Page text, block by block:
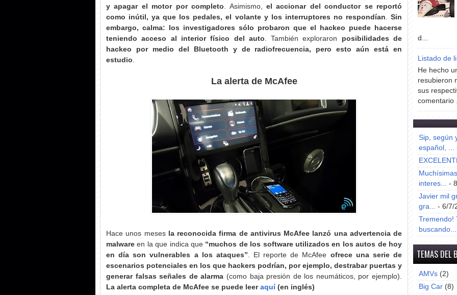
y apagar el motor por completo . Asimismo, el accionar del conductor se reportó
como inútil, ya que los pedales, el volante y los interruptores no respondían .Sin
embargo, calma: los investigadores sólo probaron que el hackeo puede hacerse
teniendo acceso al interior físico del auto . También exploraron posibilidades de
hackeo por medio del Bluetooth y de radiofrecuencia, pero esto aún está en
estudio
La alerta de McAfee
Hace unos meses la reconocida firma de antivirus McAfee lanzó una advertencia de
malware en la que indica que “muchos de los software utilizados en los autos de hoy
en día son vulnerables a los ataques” . El reporte de McAfee ofrece una serie de
escenarios potenciales en los que hackers podrían, por ejemplo, destrabar puertas y
generar falsas señales de alarma (como baja presión de los neumáticos, por ejemplo).
La alerta completa de McAfee se puede leer aquí (en inglés)
d...
Listado de
He hecho
resubieron
sus
comentario
Sip, según
español, ...
interes... -
Javier mil
gra... - 6/7/
Tremendo!
buscando...
TEMAS DEL
AMVs (2)
Big Car (8)